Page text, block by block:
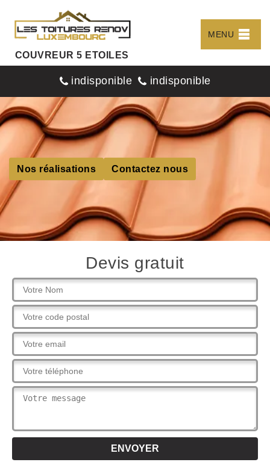
COUVREUR 5 ETOILES
MENU
indisponible indisponible
Nos réalisations Contactez nous
Devis gratuit